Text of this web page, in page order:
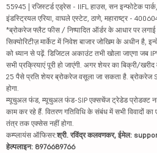
55945 | रजिस्टर्ड एड्रेस - IIFL हाउस, सन इन्फोटेक
इंडस्ट्रियल एरिया, वाघले एस्टेट, ठाणे, महाराष्ट्र -
*ब्रोकरेज फ्लैट फीस / निष्पादित ऑर्डर के आधार पर लगाई
सिक्योरिटीज़ मार्केट में निवेश बाजार जोखिम के अधीन है,
को ध्यान से पढ़ें. डिजिटल अकाउंट तभी खोला जाएगा जब
सभी प्रक्रियाएं पूरी हो जाएंगी. अगर शेयर का बिक्री/
25 पैसे प्रति शेयर ब्रोकरेज वसूला जा सकता है. ब्रोकरेज
होगा.
म्यूचुअल फंड, म्यूचुअल फंड-SIP एक्सचेंज ट्रेडेड प्रोडक्ट
काम कर रहे हैं. वितरण गतिविधि के संबंध में सभी विवादों
तंत्र तक एक्सेस नहीं होगा.
कम्प्लायंस ऑफिसर:श्री. रविंद्र कलवणकर, ईमेल:
हेल्पलाइन: 8976689766